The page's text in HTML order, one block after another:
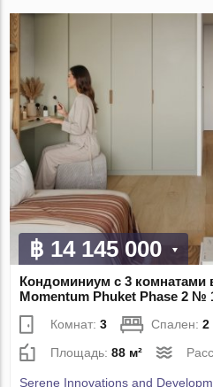
฿ 14 145 000
Кондоминиум с 3 комнатами
Momentum Phuket Phase 2 №
Комнат:3 Спален:2
Площадь:88 м²
Serene Innovations and